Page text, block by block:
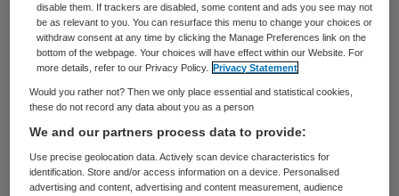
Het gesprek moet op korte termijn plaats
vinden. Maandag zat de Velsense
wethouder voor zorg Wim Westerman al om
de tafel met de voorzitter van de raad van
bestuur van Viva! Zorg, Lucien van Ruth. Dit
gesprekging ondermeer over de onrust
onder de thuiszorgmedewerkers. Viva! wil
disable them. If trackers are disabled, some content and ads you see may not
be as relevant to you. You can resurface this menu to change your choices or
withdraw consent at any time by clicking the Manage Preferences link on the
bottom of the webpage. Your choices will have effect within our Website. For
more details, refer to our Privacy Policy.
Privacy Statement
Would you rather not? Then we only place essential and statistical cookies,
these do not record any data about you as a person
We and our partners process data to provide:
Use precise geolocation data. Actively scan device characteristics for
identification. Store and/or access information on a device. Personalised
advertising and content, advertising and content measurement, audience